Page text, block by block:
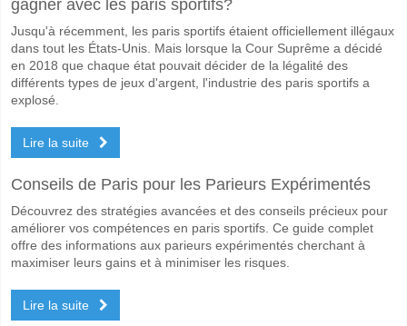
Sur le côté risqué, vous pouvez essayer le Résultat Correct de 1-3
gagner avec les paris sportifs?
Jusqu'à récemment, les paris sportifs étaient officiellement illégaux
dans tout les États-Unis. Mais lorsque la Cour Suprême a décidé
en 2018 que chaque état pouvait décider de la légalité des
différents types de jeux d'argent, l'industrie des paris sportifs a
explosé.
Lire la suite
Conseils de Paris pour les Parieurs Expérimentés
Découvrez des stratégies avancées et des conseils précieux pour
améliorer vos compétences en paris sportifs. Ce guide complet
offre des informations aux parieurs expérimentés cherchant à
maximiser leurs gains et à minimiser les risques.
Lire la suite